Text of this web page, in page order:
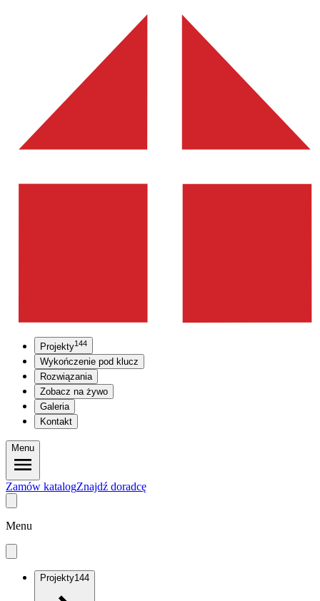
Projekty144
Wykończenie pod klucz
Rozwiązania
Zobacz na żywo
Galeria
Kontakt
Menu
Zamów katalogZnajdź doradcę
Menu
Projekty144